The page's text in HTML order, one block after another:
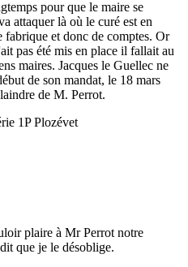
pour que le maire se
attaquer là où le curé est en
et donc de comptes. Or
pas été mis en place il fallait au
maires. Jacques le Guellec ne
de son mandat, le 18 mars
de M. Perrot.
1P Plozévet
plaire à Mr Perrot notre
que je le désoblige.